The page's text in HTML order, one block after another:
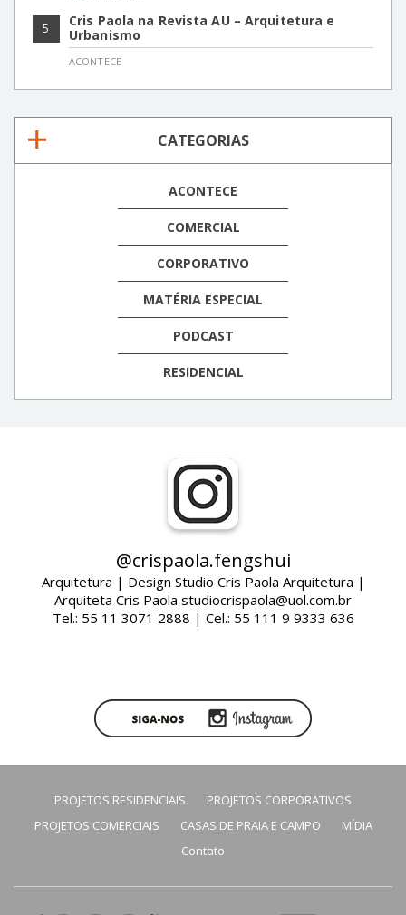
5
Cris Paola na Revista AU – Arquitetura e
Urbanismo
ACONTECE
CATEGORIAS
ACONTECE
COMERCIAL
CORPORATIVO
MATÉRIA ESPECIAL
PODCAST
RESIDENCIAL
@crispaola.fengshui
Arquitetura | Design Studio Cris Paola Arquitetura |
Arquiteta Cris Paola studiocrispaola@uol.com.br
Tel.: 55 11 3071 2888 | Cel.: 55 111 9 9333 636
PROJETOS RESIDENCIAIS
PROJETOS CORPORATIVOS
PROJETOS COMERCIAIS
CASAS DE PRAIA E CAMPO
MÍDIA
Contato